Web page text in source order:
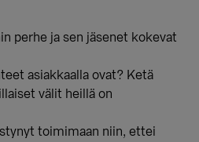
perhe ja sen jäsenet kokevat
asiakkaalla ovat? Ketä
välit heillä on
toimimaan niin, ettei